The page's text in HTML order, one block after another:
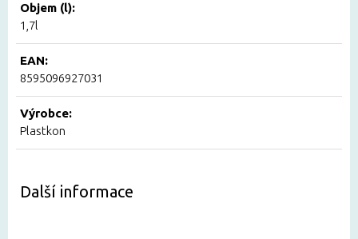
Objem (l):
1,7l
EAN:
8595096927031
Výrobce:
Plastkon
Další informace